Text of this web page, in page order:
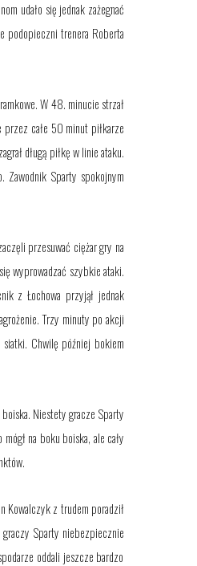
udało się jednak zażegnać
podopieczni trenera Roberta
W 48. minucie strzał
przez całe 50 minut piłkarze
długą piłkę w linie ataku.
Zawodnik Sparty spokojnym
przesuwać ciężar gry na
wyprowadzać szybkie ataki.
z Łochowa przyjął jednak
Trzy minuty po akcji
siatki. Chwilę później bokiem
Niestety gracze Sparty
na boku boiska, ale cały
Kowalczyk z trudem poradził
Sparty niebezpiecznie
oddali jeszcze bardzo